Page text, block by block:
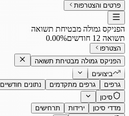
פרטים והצטרפות
הפניקס גמולה מבטיחת תשואה
תשואה 12 חודשים
‎0.00%
הצטרפו
הפניקס גמולה מבטיחת תשואה
ביצועים
גרפים
גרפים מתקדמים נתונים חודשיים
סיכון
מדדי סיכון
ירידות
תרחישים